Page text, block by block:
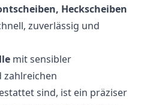
Heckscheiben
zuverlässig und
mit sensibler
zahlreichen
sind, ist ein präziser